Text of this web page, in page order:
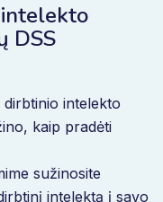
DSS
intelekto
kaip pradėti
sužinosite
intelektą į savo